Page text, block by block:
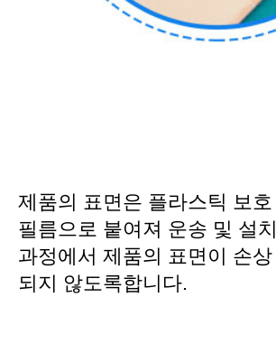
제품의 표면은 플라스틱 보호
필름으로 붙여져 운송 및 설치
과정에서 제품의 표면이 손상
되지 않도록합니다.